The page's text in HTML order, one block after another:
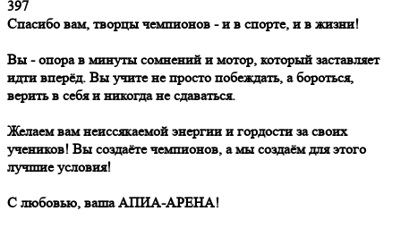
397
Спасибо вам, творцы чемпионов - и в спорте, и в жизни!
Вы - опора в минуты сомнений и мотор, который заставляет
идти вперёд. Вы учите не просто побеждать, а бороться,
верить в себя и никогда не сдаваться.
Желаем вам неиссякаемой энергии и гордости за своих
учеников! Вы создаёте чемпионов, а мы создаём для этого
лучшие условия!
С любовью, ваша АПИА-АРЕНА!